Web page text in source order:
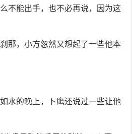
不能出手，也不必再说，因为这
那，小方忽然又想起了一些他本
水的晚上，卜鹰还说过一些让他